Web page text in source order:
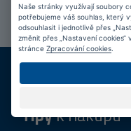
DOPRAVA ZDARMA
Při nákupu nad 2 000 Kč
Tipyk nákupu
Naše stránky využívají soubory
potřebujeme váš souhlas, který
odsouhlasit i jednotlivě přes
změnit přes „Nastavení
stránce Zpracování cookies